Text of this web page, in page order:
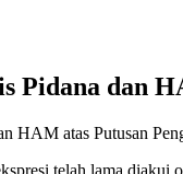
Pidana dan
HAM atas Putusan
telah lama